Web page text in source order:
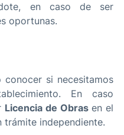
en caso de ser
oportunas.
conocer si necesitamos
En caso
Licencia de Obrasen el
trámite independiente.